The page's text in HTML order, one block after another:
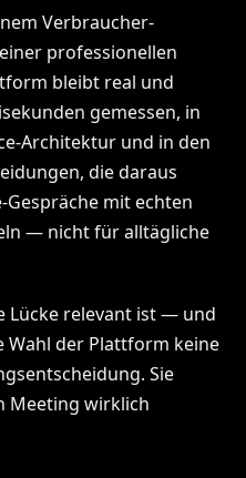
Verbraucher-
professionellen
bleibt real und
gemessen, in
Architektur und in den
die daraus
Gespräche mit echten
— nicht für alltägliche
Lücke relevant ist — und
der Plattform keine
Sie
Meeting wirklich